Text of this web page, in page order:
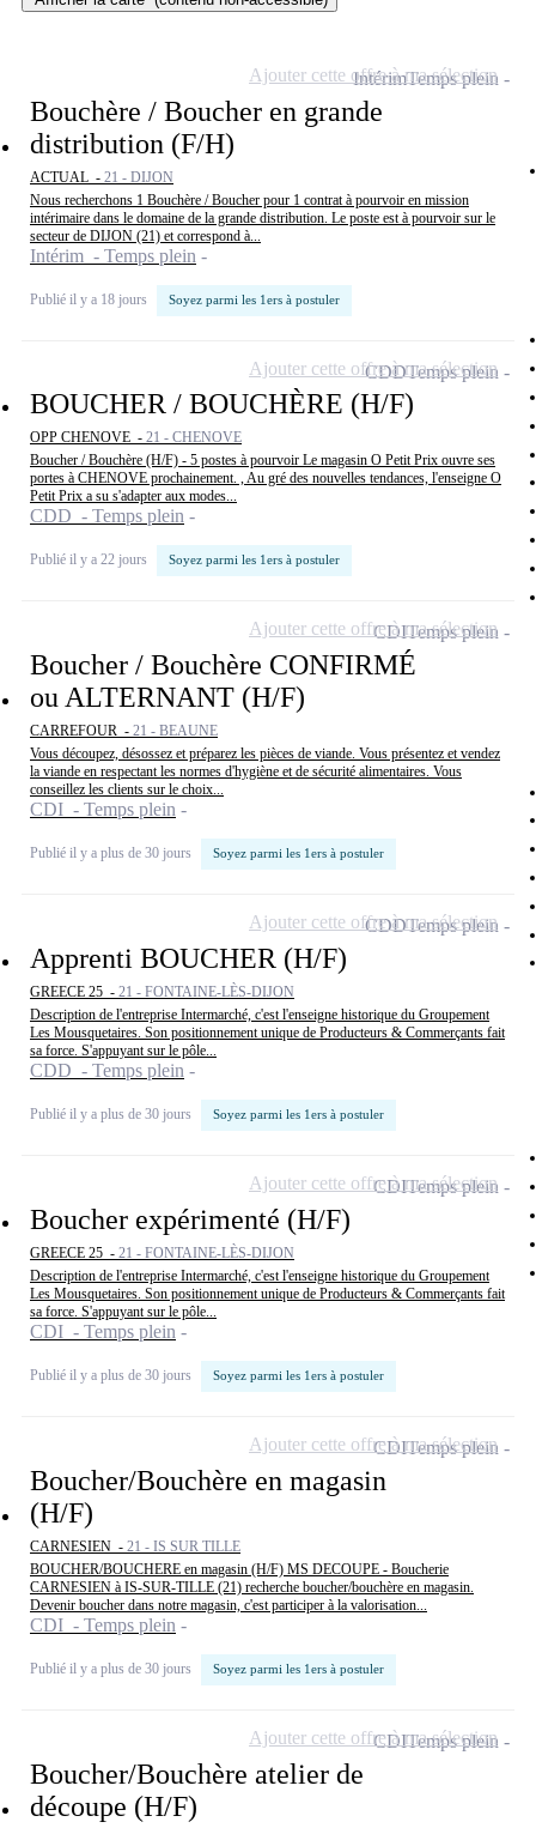
Bouchère / Boucher en grande
distribution (F/H)
ACTUAL - 21 - DIJON
Nous recherchons 1 Bouchère / Boucher pour 1 contrat à pourvoir en mission
intérimaire dans le domaine de la grande distribution. Le poste est à pourvoir sur le
secteur de DIJON (21) et correspond à...
Intérim - Temps plein
Publié il y a 18 jours Soyez parmi les 1ers à postuler
IntérimTemps plein
Ajouter cette offre à ma sélection
BOUCHER / BOUCHÈRE (H/F)
OPP CHENOVE - 21 - CHENOVE
Boucher / Bouchère (H/F) - 5 postes à pourvoir Le magasin O Petit Prix ouvre ses
portes à CHENOVE prochainement. , Au gré des nouvelles tendances, l'enseigne O
Petit Prix a su s'adapter aux modes...
CDD - Temps plein
Publié il y a 22 jours Soyez parmi les 1ers à postuler
CDDTemps plein
Ajouter cette offre à ma sélection
Boucher / Bouchère CONFIRMÉ
ou ALTERNANT (H/F)
CARREFOUR - 21 - BEAUNE
Vous découpez, désossez et préparez les pièces de viande. Vous présentez et vendez
la viande en respectant les normes d'hygiène et de sécurité alimentaires. Vous
conseillez les clients sur le choix...
CDI - Temps plein
Publié il y a plus de 30 jours Soyez parmi les 1ers à postuler
CDITemps plein
Ajouter cette offre à ma sélection
Apprenti BOUCHER (H/F)
GREECE 25 - 21 - FONTAINE-LÈS-DIJON
Description de l'entreprise Intermarché, c'est l'enseigne historique du Groupement
Les Mousquetaires. Son positionnement unique de Producteurs & Commerçants fait
sa force. S'appuyant sur le pôle...
CDD - Temps plein
Publié il y a plus de 30 jours Soyez parmi les 1ers à postuler
CDDTemps plein
Ajouter cette offre à ma sélection
Boucher expérimenté (H/F)
GREECE 25 - 21 - FONTAINE-LÈS-DIJON
Description de l'entreprise Intermarché, c'est l'enseigne historique du Groupement
Les Mousquetaires. Son positionnement unique de Producteurs & Commerçants fait
sa force. S'appuyant sur le pôle...
CDI - Temps plein
Publié il y a plus de 30 jours Soyez parmi les 1ers à postuler
CDITemps plein
Ajouter cette offre à ma sélection
Boucher/Bouchère en magasin
(H/F)
CARNESIEN - 21 - IS SUR TILLE
BOUCHER/BOUCHERE en magasin (H/F) MS DECOUPE - Boucherie
CARNESIEN à IS-SUR-TILLE (21) recherche boucher/bouchère en magasin.
Devenir boucher dans notre magasin, c'est participer à la valorisation...
CDI - Temps plein
Publié il y a plus de 30 jours Soyez parmi les 1ers à postuler
CDITemps plein
Ajouter cette offre à ma sélection
Boucher/Bouchère atelier de
découpe (H/F)
CDITemps plein
Ajouter cette offre à ma sélection